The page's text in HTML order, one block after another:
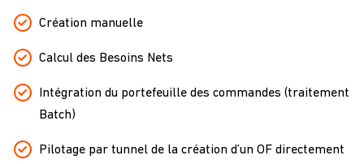
Création manuelle
Calcul des Besoins Nets
Intégration du portefeuille des commandes (traitement
Batch)
Pilotage par tunnel de la création d’un OF directement